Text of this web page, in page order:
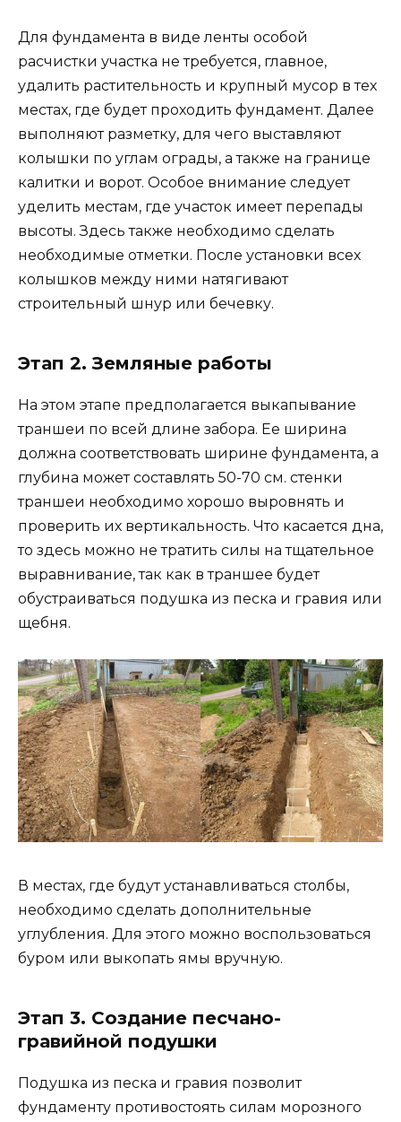
Для фундамента в виде ленты особой
расчистки участка не требуется, главное,
удалить растительность и крупный мусор в тех
местах, где будет проходить фундамент. Далее
выполняют разметку, для чего выставляют
колышки по углам ограды, а также на границе
калитки и ворот. Особое внимание следует
уделить местам, где участок имеет перепады
высоты. Здесь также необходимо сделать
необходимые отметки. После установки всех
колышков между ними натягивают
строительный шнур или бечевку.
Этап 2. Земляные работы
На этом этапе предполагается выкапывание
траншеи по всей длине забора. Ее ширина
должна соответствовать ширине фундамента, а
глубина может составлять 50-70 см. стенки
траншеи необходимо хорошо выровнять и
проверить их вертикальность. Что касается дна,
то здесь можно не тратить силы на тщательное
выравнивание, так как в траншее будет
обустраиваться подушка из песка и гравия или
щебня.
В местах, где будут устанавливаться столбы,
необходимо сделать дополнительные
углубления. Для этого можно воспользоваться
буром или выкопать ямы вручную.
Этап 3. Создание песчано-
гравийной подушки
Подушка из песка и гравия позволит
фундаменту противостоять силам морозного